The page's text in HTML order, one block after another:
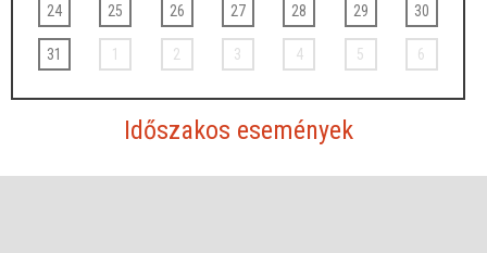
24 25 26 27 28 29 30
31 1 2 3 4 5 6
Időszakos események